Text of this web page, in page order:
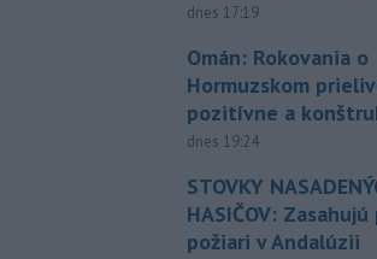
dnes 17:19
Omán: Rokovania o
Hormuzskom
pozitívne a
dnes 19:24
STOVKY
HASIČOV:
požiari v Andalúzii